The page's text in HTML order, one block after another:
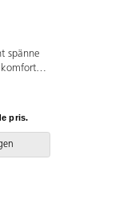
spänne
och
pris.